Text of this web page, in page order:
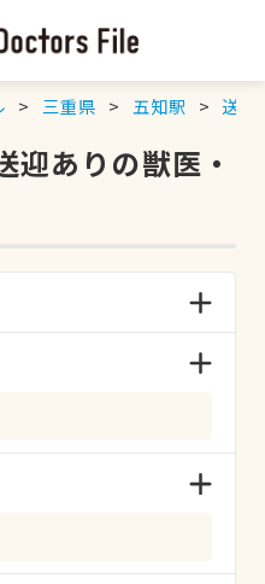
三重県 五知駅 送迎
迎ありの獣医・